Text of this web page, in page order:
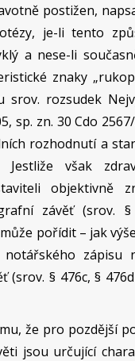
postižen,
je-li tento
a nese-li
znaky
srov. rozsudek
sp. zn. 30 Cdo
rozhodnutí a
Jestliže však
objektivně
závěť (srov.
pořídit – jak
zápisu
(srov. § 476c, §
že pro pozdější
jsou určující